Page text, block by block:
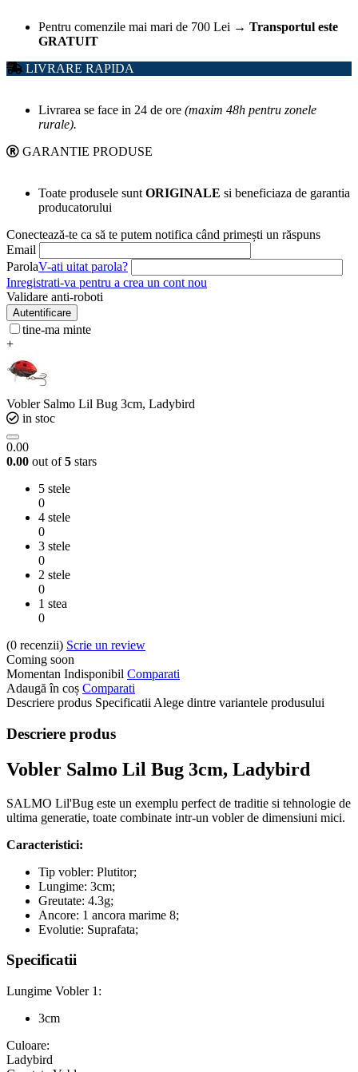
Pentru comenzile mai mari de 700 Lei → Transportul este
GRATUIT
LIVRARE RAPIDA
Livrarea se face in 24 de ore (maxim 48h pentru zonele
rurale).
GARANTIE PRODUSE
Toate produsele sunt ORIGINALE si beneficiaza de garantia
producatorului
Conectează-te ca să te putem notifica când primești un răspuns
Email
ParolaV-ati uitat parola?
Inregistrati-va pentru a crea un cont nou
Validare anti-roboti
Autentificare
tine-ma minte
+
Vobler Salmo Lil Bug 3cm, Ladybird
in stoc
0.00
0.00 out of5 stars
5 stele
0
4 stele
0
3 stele
0
2 stele
0
1 stea
0
(0 recenzii) Scrie un review
Coming soon
Momentan Indisponibil Comparati
Adaugă în coș Comparati
Descriere produs Specificatii Alege dintre variantele produsului
Descriere produs
Vobler Salmo Lil Bug 3cm, Ladybird
SALMO Lil'Bug este un exemplu perfect de traditie si tehnologie de
ultima generatie, toate combinate intr-un vobler de dimensiuni mici.
Caracteristici:
Tip vobler: Plutitor;
Lungime: 3cm;
Greutate: 4.3g;
Ancore: 1 ancora marime 8;
Evolutie: Suprafata;
Specificatii
Lungime Vobler 1:
3cm
Culoare:
Ladybird